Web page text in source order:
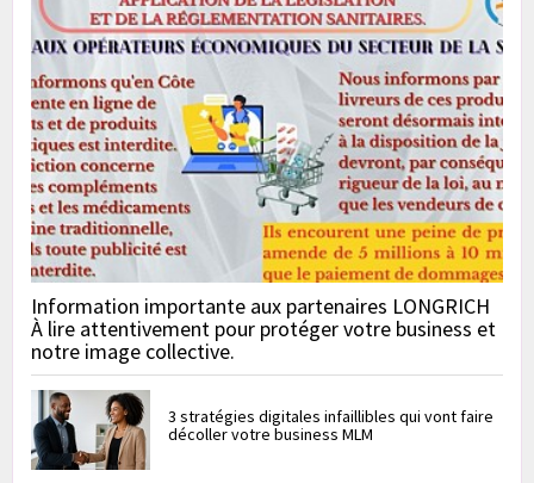
Information importante aux partenaires LONGRICH
À lire attentivement pour protéger votre business et
notre image collective.
3 stratégies digitales infaillibles qui vont faire
décoller votre business MLM